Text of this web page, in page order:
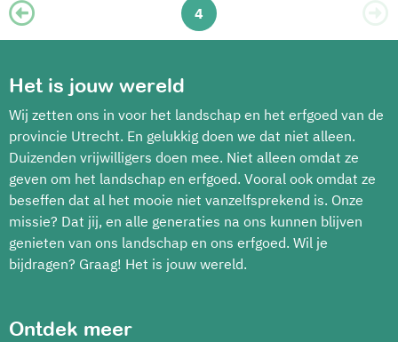
4
Het is jouw wereld
Wij zetten ons in voor het landschap en het erfgoed van de
provincie Utrecht. En gelukkig doen we dat niet alleen.
Duizenden vrijwilligers doen mee. Niet alleen omdat ze
geven om het landschap en erfgoed. Vooral ook omdat ze
beseffen dat al het mooie niet vanzelfsprekend is. Onze
missie? Dat jij, en alle generaties na ons kunnen blijven
genieten van ons landschap en ons erfgoed. Wil je
bijdragen? Graag! Het is jouw wereld.
Ontdek meer